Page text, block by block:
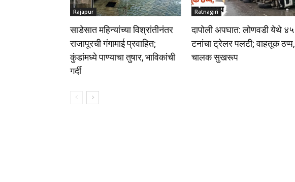
Rajapur
साडेसात महिन्यांच्या विश्रांतीनंतर
राजापूरची गंगामाई प्रवाहित;
कुंडांमध्ये पाण्याचा तुषार, भाविकांची
गर्दी
Ratnagiri
दापोली अपघात: लोणवडी येथे ४५
टनांचा ट्रेलर पलटी; वाहतूक ठप्प,
चालक सुखरूप